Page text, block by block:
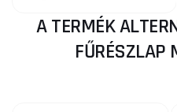
A TERMÉK
FŰRÉSZLAP